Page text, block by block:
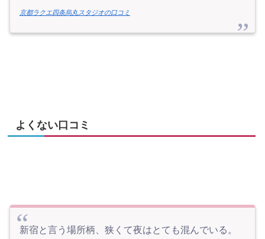
京都ラクエ四条烏丸スタジオの口コミ
よくない口コミ
新宿と言う場所柄、狭くて夜はとても混んでいる。